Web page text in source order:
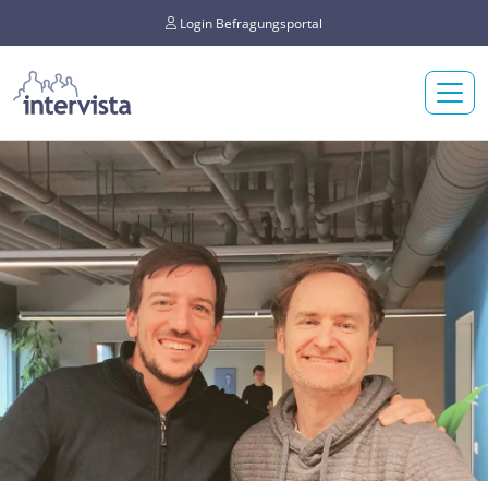
Login Befragungsportal